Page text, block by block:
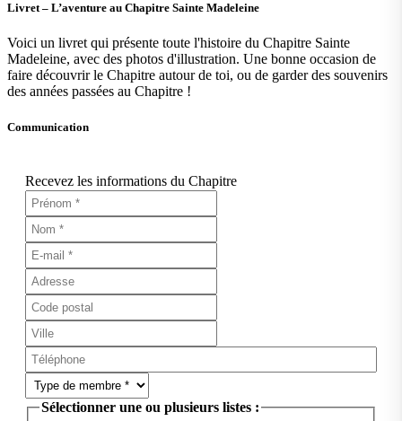
Livret – L’aventure au Chapitre Sainte Madeleine
Voici un livret qui présente toute l'histoire du Chapitre Sainte
Madeleine, avec des photos d'illustration. Une bonne occasion de
faire découvrir le Chapitre autour de toi, ou de garder des souvenirs
des années passées au Chapitre !
Communication
Recevez les informations du Chapitre
Sélectionner une ou plusieurs listes :